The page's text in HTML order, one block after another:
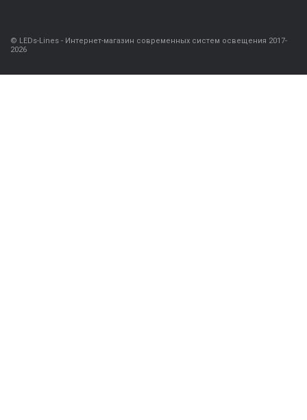
© LEDs-Lines - Интернет-магазин современных систем освещения 2017-
2026